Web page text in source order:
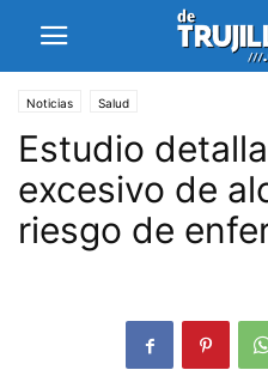
Noticias Salud
Estudio
excesivo de
riesgo de